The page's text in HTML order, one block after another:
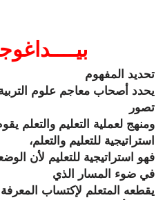
تحديد المفهوم
يحدد أصحاب معاجم علوم التربية
تصور
ومنهج لعملية التعليم والتعلم
استراتيجية للتعليم والتعلم،
فهو استراتيجية للتعليم لأن
في ضوء المسار الذي
يقطعه المتعلم لإكتساب المعرفة